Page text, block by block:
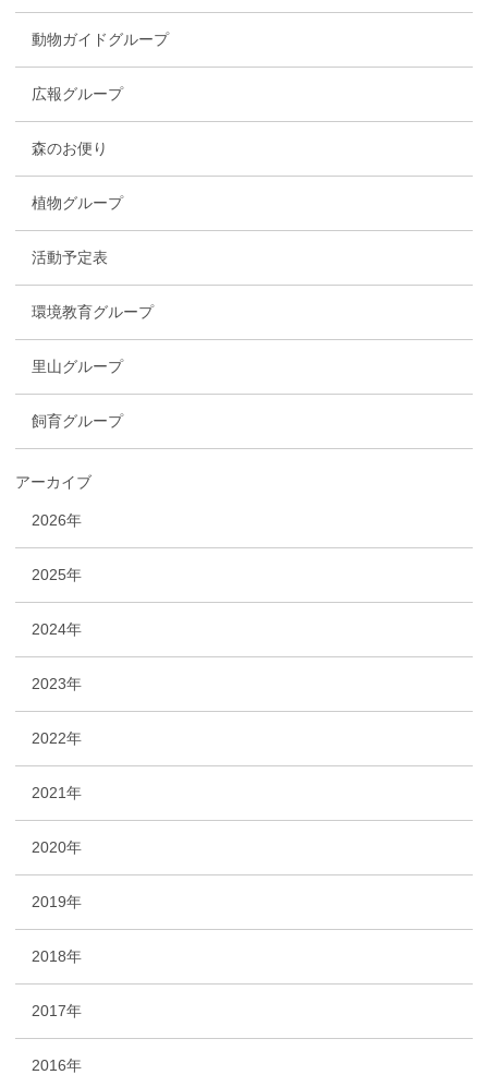
動物ガイドグループ
広報グループ
森のお便り
植物グループ
活動予定表
環境教育グループ
里山グループ
飼育グループ
アーカイブ
2026年
2025年
2024年
2023年
2022年
2021年
2020年
2019年
2018年
2017年
2016年